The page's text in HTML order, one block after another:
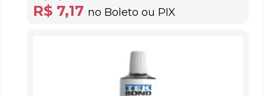
R$ 7,17 no Boleto ou PIX